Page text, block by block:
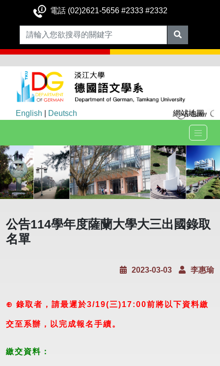
電話 (02)2621-5656 #2333 #2332
English Deutsch 網站地圖
公告114學年度薩蘭大學大三出國錄取
名單
2023-03-03 李惠瑜
⊕ 錄取者，請最遲於3/19(三)17:00前將以下資料繳
交至系辦，以完成報名手續。
繳交資料：